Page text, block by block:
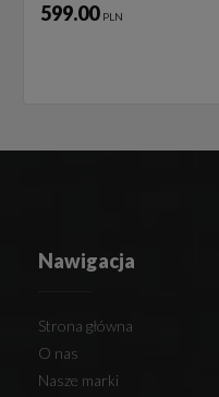
599.00 PLN
Nawigacja
Strona główna
O nas
Nasze marki